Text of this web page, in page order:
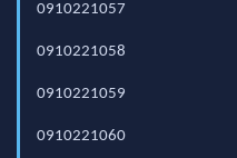
0910221057
0910221058
0910221059
0910221060